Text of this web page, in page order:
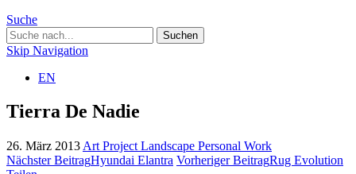
Suche
Skip Navigation
EN
Tierra De Nadie
26. März 2013 Art Project Landscape Personal Work
Nächster BeitragHyundai Elantra Vorheriger BeitragRug Evolution